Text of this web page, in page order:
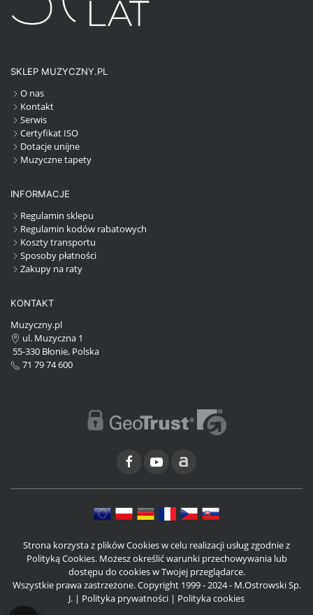
SKLEP MUZYCZNY.PL
O nas
Kontakt
Serwis
Certyfikat ISO
Dotacje unijne
Muzyczne tapety
INFORMACJE
Regulamin sklepu
Regulamin kodów rabatowych
Koszty transportu
Sposoby płatności
Zakupy na raty
KONTAKT
Muzyczny.pl
ul. Muzyczna 1
55-330 Błonie, Polska
71 79 74 600
Strona korzysta z plików Cookies w celu realizacji usług zgodnie z
Polityką Cookies. Możesz określić warunki przechowywania lub
dostępu do cookies w Twojej przeglądarce.
Wszystkie prawa zastrzeżone. Copyright 1999 - 2024 - M.Ostrowski Sp.
J. | Polityka prywatności | Polityka cookies